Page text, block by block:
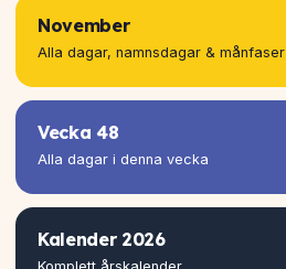
November
Alla dagar, namnsdagar & månfaser
Vecka 48
Alla dagar i denna vecka
Kalender 2026